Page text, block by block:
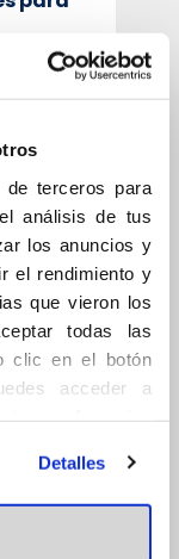
terceros para
análisis de tus
los anuncios y
el rendimiento y
que vieron los
todas las
clic en el botón
acceder a
puedes
Detalles
que
paso
un